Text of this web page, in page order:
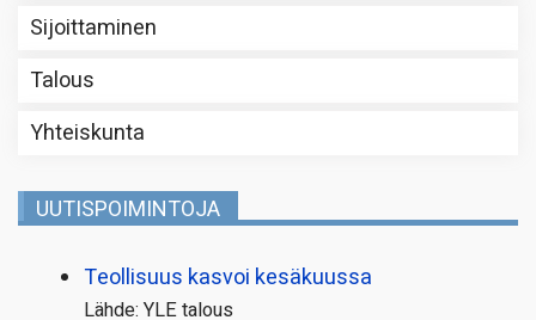
Sijoittaminen
Talous
Yhteiskunta
UUTISPOIMINTOJA
Teollisuus kasvoi kesäkuussa
Lähde: YLE talous